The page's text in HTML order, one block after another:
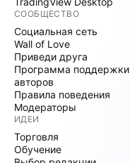
СООБЩЕСТВО
Социальная сеть
Wall of Love
Приведи друга
Программа поддержки
авторов
Правила поведения
Модераторы
ИДЕИ
Торговля
Обучение